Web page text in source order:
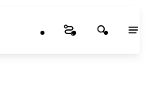
Startseite